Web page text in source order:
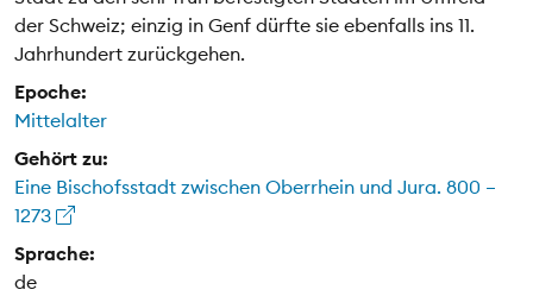
der Schweiz; einzig in Genf dürfte sie ebenfalls ins 11.
Jahrhundert zurückgehen.
Epoche:
Mittelalter
Gehört zu:
Eine Bischofsstadt zwischen Oberrhein und Jura. 800 –
1273
Sprache:
de